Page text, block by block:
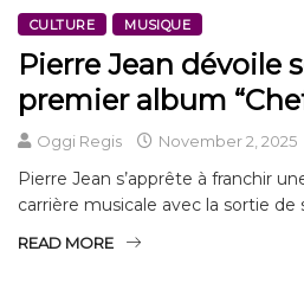
CULTURE MUSIQUE
Pierre Jean dévoile
premier album
Oggi Regis November 2, 2025
Pierre Jean s’apprête à franchir
carrière musicale avec la sortie
READ MORE